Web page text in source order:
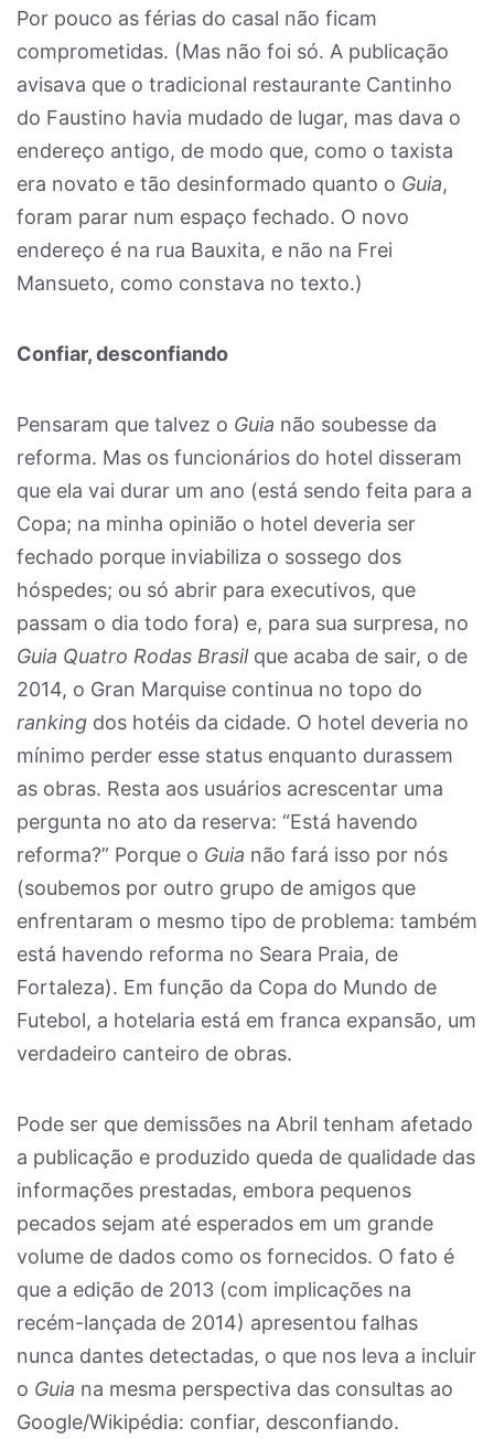
Por pouco as férias do casal não ficam
comprometidas. (Mas não foi só. A publicação
avisava que o tradicional restaurante Cantinho
do Faustino havia mudado de lugar, mas dava o
endereço antigo, de modo que, como o taxista
era novato e tão desinformado quanto o Guia,
foram parar num espaço fechado. O novo
endereço é na rua Bauxita, e não na Frei
Mansueto, como constava no texto.)
Confiar, desconfiando
Pensaram que talvez o Guia não soubesse da
reforma. Mas os funcionários do hotel disseram
que ela vai durar um ano (está sendo feita para a
Copa; na minha opinião o hotel deveria ser
fechado porque inviabiliza o sossego dos
hóspedes; ou só abrir para executivos, que
passam o dia todo fora) e, para sua surpresa, no
Guia Quatro Rodas Brasil que acaba de sair, o de
2014, o Gran Marquise continua no topo do
ranking dos hotéis da cidade. O hotel deveria no
mínimo perder esse status enquanto durassem
as obras. Resta aos usuários acrescentar uma
pergunta no ato da reserva: “Está havendo
reforma?” Porque o Guia não fará isso por nós
(soubemos por outro grupo de amigos que
enfrentaram o mesmo tipo de problema: também
está havendo reforma no Seara Praia, de
Fortaleza). Em função da Copa do Mundo de
Futebol, a hotelaria está em franca expansão, um
verdadeiro canteiro de obras.
Pode ser que demissões na Abril tenham afetado
a publicação e produzido queda de qualidade das
informações prestadas, embora pequenos
pecados sejam até esperados em um grande
volume de dados como os fornecidos. O fato é
que a edição de 2013 (com implicações na
recém-lançada de 2014) apresentou falhas
nunca dantes detectadas, o que nos leva a incluir
o Guia na mesma perspectiva das consultas ao
Google/Wikipédia: confiar, desconfiando.